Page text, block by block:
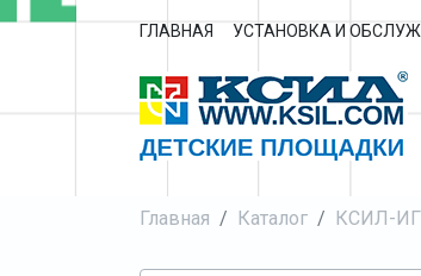
ГЛАВНАЯ УСТАНОВКА И
Главная Каталог КСИЛ-